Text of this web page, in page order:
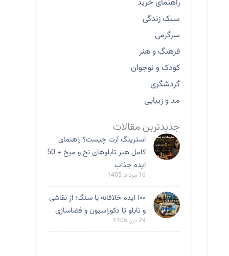
راهنمای خرید
سبک زندگی
سرگرمی
فرهنگ و هنر
کودک و نوجوان
گردشگری
مد و زیبایی
جدیدترین مقالات
استرینگ آرت چیست؟ راهنمای
کامل هنر تابلوهای نخ و میخ + 50
ایده جذاب
16 مرداد, 1405
۱۰۰ ایده خلاقانه با سنگ؛ از نقاشی
و تابلو تا دکوراسیون و فضاسازی
29 تیر, 1405